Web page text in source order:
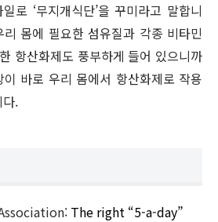
로 ‘무지개식단’을 꾸미라고 말합니
몸에 필요한 섬유질과 각종 비타민
항산화제도 풍부하게 들어 있으니까
바로 우리 몸에서 항산화제로 작용
.
The right “5-a-day”